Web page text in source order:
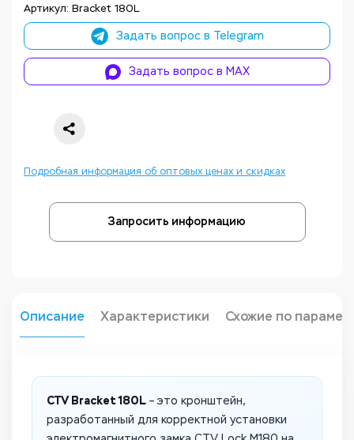
Артикул: Bracket 180L
Задать вопрос в Telegram
Задать вопрос в MAX
Подробная информация об оптовых ценах и скидках
Запросить информацию
Описание Характеристики Схожие по
CTV Bracket 180L – это кронштейн,
разработанный для корректной установки